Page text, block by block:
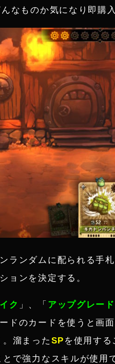
なものか気になり即購
ランダムに配られる手
ョンを決定する。
ク 」、「 アップグレード
ドのカードを使うと画
溜まった SP を使用す
で強力なスキルが使用